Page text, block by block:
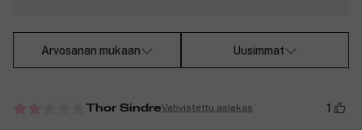
Arvosanan mukaan Uusimmat
Thor SindreVahvistettu asiakas 1